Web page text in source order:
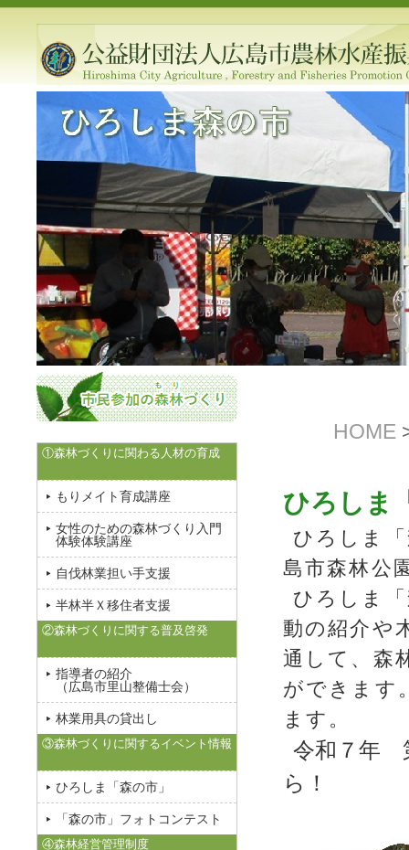
HOME
ひろしま
ひろしま
島市森林公
ひろしま
動の紹介や
通して、森
ができます
ます。
令和７年
ら！
①森林づくりに関わる人材の育成
もりメイト育成講座
女性のための森林づくり入門
体験体験講座
自伐林業担い手支援
半林半Ｘ移住者支援
②森林づくりに関する普及啓発
指導者の紹介
（広島市里山整備士会）
林業用具の貸出し
③森林づくりに関するイベント情報
ひろしま「森の市」
「森の市」フォトコンテスト
④森林経営管理制度